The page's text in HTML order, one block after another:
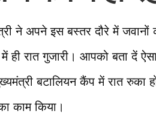
ने अपने इस बस्तर दौरे में जवानों
में ही रात गुजारी। आपको बता दें
बटालियन कैंप में रात रुका
काम किया।